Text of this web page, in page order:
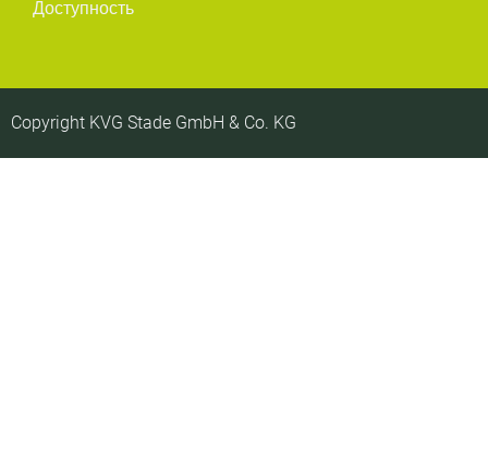
Доступность
Copyright KVG Stade GmbH & Co. KG